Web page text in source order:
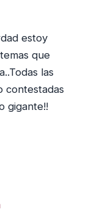
estoy
que
las
contestadas
gigante!!